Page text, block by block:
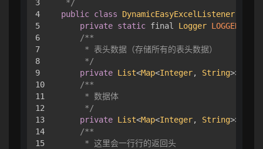
3
4
5
6
7
8
9
10
11
12
13
14
15
*/
public class DynamicEasyExcelListener
private static final Logger LOGGER
/**
     * 表头数据（存储所有的表头数据）
     */
private List<Map<Integer, String>>
/**
     * 数据体
     */
private List<Map<Integer, String>>
/**
     * 这里会一行行的返回头